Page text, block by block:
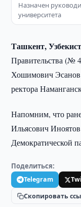
Назначен
университета
Ташкент,
Правительства (№
Хошимович Эсанов
ректора
Напомним, что
Ильясович
Демократической
Поделиться:
Telegram
Скопировать